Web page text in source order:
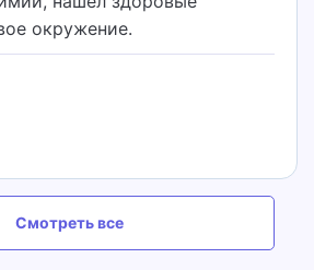
окружение.
Смотреть все